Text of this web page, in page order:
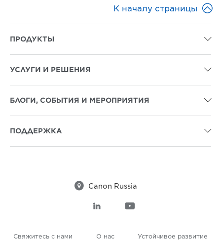
К началу страницы 
ПРОДУКТЫ 
УСЛУГИ И РЕШЕНИЯ 
БЛОГИ, СОБЫТИЯ И МЕРОПРИЯТИЯ 
ПОДДЕРЖКА 
 Canon Russia
 
Свяжитесь с нами О нас Устойчивое развитие